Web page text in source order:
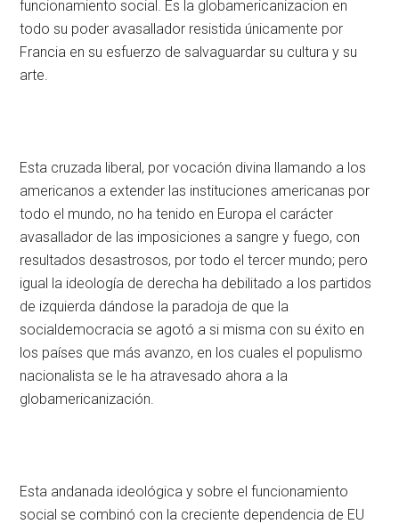
funcionamiento social. Es la globamericanizacion en
todo su poder avasallador resistida únicamente por
Francia en su esfuerzo de salvaguardar su cultura y su
arte.
Esta cruzada liberal, por vocación divina llamando a los
americanos a extender las instituciones americanas por
todo el mundo, no ha tenido en Europa el carácter
avasallador de las imposiciones a sangre y fuego, con
resultados desastrosos, por todo el tercer mundo; pero
igual la ideología de derecha ha debilitado a los partidos
de izquierda dándose la paradoja de que la
socialdemocracia se agotó a si misma con su éxito en
los países que más avanzo, en los cuales el populismo
nacionalista se le ha atravesado ahora a la
globamericanización.
Esta andanada ideológica y sobre el funcionamiento
social se combinó con la creciente dependencia de EU